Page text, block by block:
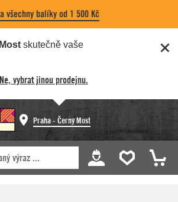
všechny balíky od 1 500 Kč
skutečně vaše
Ne, vybrat jinou prodejnu.
Praha - Černý Most